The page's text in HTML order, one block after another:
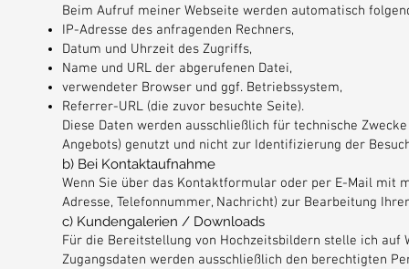
Beim Aufruf meiner Webseite werden automatisch
IP-Adresse des anfragenden Rechners,
Datum und Uhrzeit des Zugriffs,
Name und URL der abgerufenen Datei,
verwendeter Browser und ggf. Betriebssystem,
Referrer-URL (die zuvor besuchte Seite).
Diese Daten werden ausschließlich für technische
Angebots) genutzt und nicht zur Identifizierung der
b) Bei Kontaktaufnahme
Wenn Sie über das Kontaktformular oder per E-Mail mit
Adresse, Telefonnummer, Nachricht) zur Bearbeitung
c) Kundengalerien / Downloads
Für die Bereitstellung von Hochzeitsbildern stelle ich auf
Zugangsdaten werden ausschließlich den berechtigten